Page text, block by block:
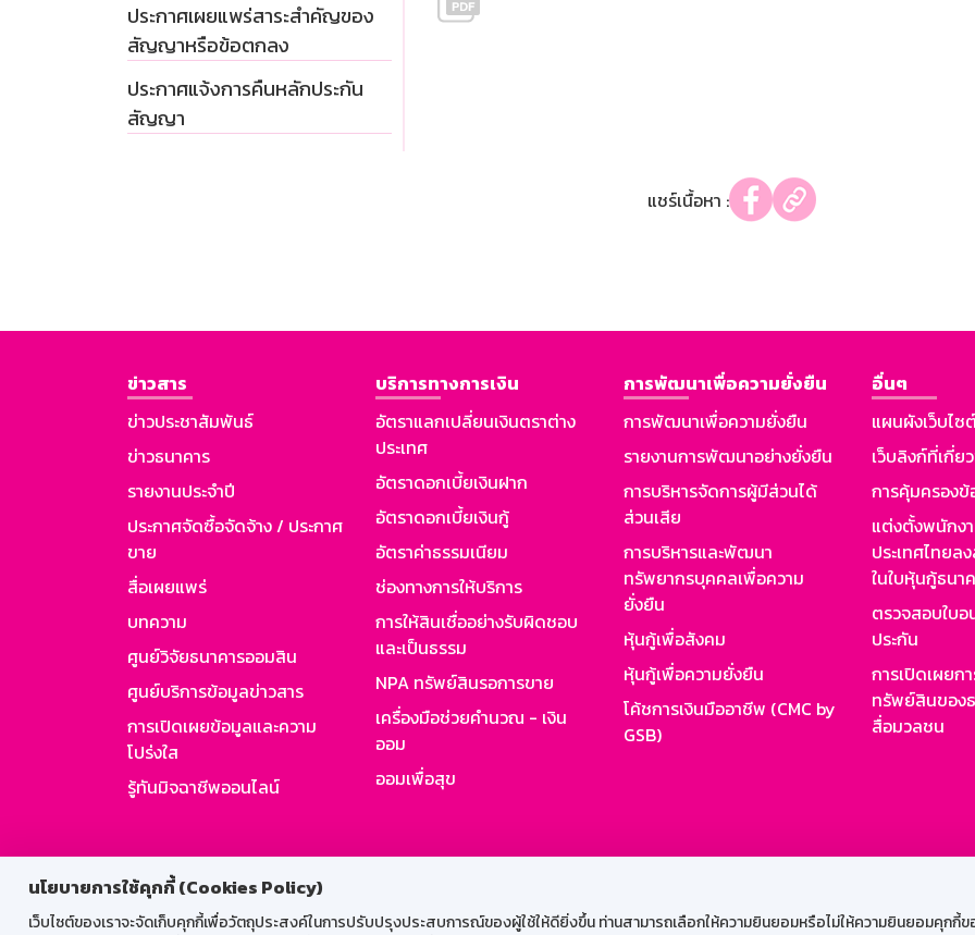
นโยบายการใช้คุกกี้ (Cookies Policy)
เว็บไซต์ของเราจะจัดเก็บคุกกี้เพื่อวัตถุประสงค์ในการปรับปรุงประสบการณ์ของผู้ใช้ให้ดียิ่งขึ้น ท่านสามารถเลือกให้ความยินยอมหรือไม่ให้ความยินยอมคุกกี้ข
ประกาศเผยแพร่สาระสำคัญของ
สัญญาหรือข้อตกลง
ประกาศแจ้งการคืนหลักประกัน
สัญญา
แชร์เนื้อหา :
ข่าวสาร
ข่าวประชาสัมพันธ์
ข่าวธนาคาร
รายงานประจำปี
ประกาศจัดซื้อจัดจ้าง / ประกาศ
ขาย
สื่อเผยแพร่
บทความ
ศูนย์วิจัยธนาคารออมสิน
ศูนย์บริการข้อมูลข่าวสาร
การเปิดเผยข้อมูลและความ
โปร่งใส
รู้ทันมิจฉาชีพออนไลน์
บริการทางการเงิน
อัตราแลกเปลี่ยนเงินตราต่าง
ประเทศ
อัตราดอกเบี้ยเงินฝาก
อัตราดอกเบี้ยเงินกู้
อัตราค่าธรรมเนียม
ช่องทางการให้บริการ
การให้สินเชื่ออย่างรับผิดชอบ
และเป็นธรรม
NPA ทรัพย์สินรอการขาย
เครื่องมือช่วยคำนวณ - เงิน
ออม
ออมเพื่อสุข
การพัฒนาเพื่อความยั่งยืน
การพัฒนาเพื่อความยั่งยืน
รายงานการพัฒนาอย่างยั่งยืน
การบริหารจัดการผู้มีส่วนได้
ส่วนเสีย
การบริหารและพัฒนา
ทรัพยากรบุคคลเพื่อความ
ยั่งยืน
หุ้นกู้เพื่อสังคม
หุ้นกู้เพื่อความยั่งยืน
โค้ชการเงินมืออาชีพ (CMC by
GSB)
อื่นๆ
แผนผังเว็บไซ
เว็บลิงก์ที่เกี่ย
การคุ้มครอง
แต่งตั้งพนักง
ประเทศไทยล
ในใบหุ้นกู้ธนา
ตรวจสอบใบ
ประกัน
การเปิดเผยก
ทรัพย์สินของ
สื่อมวลชน